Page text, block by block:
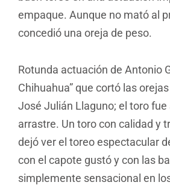
empaque. Aunque no mató al
concedió una oreja de peso.
Rotunda actuación de Antonio
Chihuahua” que cortó las
José Julián Llaguno; el toro fue
arrastre. Un toro con calidad y
dejó ver el toreo espectacular
con el capote gustó y con las
simplemente sensacional en